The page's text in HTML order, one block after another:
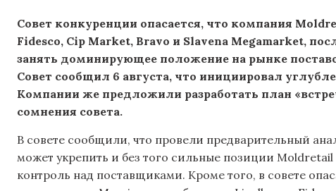
Совет конкуренции опасается, что компания
Fidesco, Cip Market, Bravo и Slavena Megamarket,
занять доминирующее положение на рынке
Совет сообщил 6 августа, что инициировал
Компании же предложили разработать план
сомнения совета.
В совете сообщили, что провели предварительный
может укрепить и без того сильные позиции
контроль над поставщиками. Кроме того, в совете